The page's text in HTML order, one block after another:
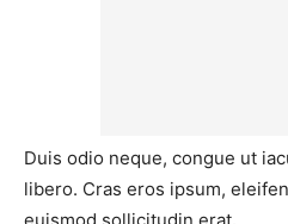
Duis odio neque, congue ut
libero. Cras eros ipsum,